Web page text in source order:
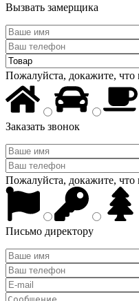
Вызвать замерщика
Пожалуйста, докажите, что
Заказать звонок
Пожалуйста, докажите, что
Письмо директору